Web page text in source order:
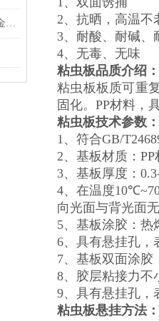
朋检快检试剂包（含常见土壤重金属快检）成都生态环境局中标30套
2、抗晒，高温不
3、耐酸、耐碱、
4、无毒、无
粘虫板品质介绍：
粘虫板板质可重
固化。PP材料，
粘虫板技术参数：
1、符合GB/
2、基板材质：
3、基板厚度：
4、在温度10℃
向光面与背光面
5、基板涂胶：热
6、具有悬挂孔，
7、基板双面涂胶
8、胶层粘接力不
9、具有悬挂
粘虫板悬挂方法：